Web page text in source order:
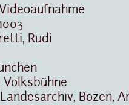
Videoaufnahme
Rudi
Volksbühne
Bozen,